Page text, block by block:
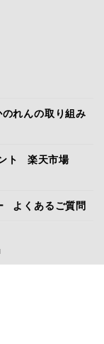
のれんの取り組み
ト
楽天市場
よくあるご質問